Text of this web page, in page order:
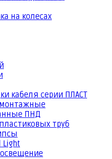
на колесах
кабеля серии ПЛАСТ
ПНД
труб
Light